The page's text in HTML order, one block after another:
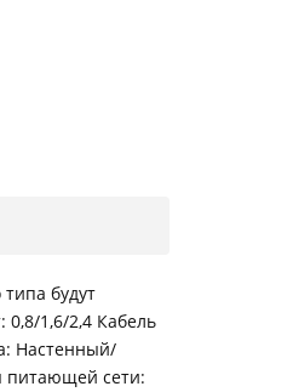
будут
1,6/2,4 Кабель
Настенный/
питающей сети: